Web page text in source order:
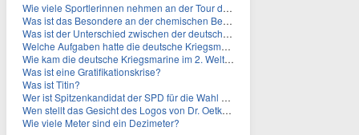
Wie viele Sportlerinnen nehmen an der Tour de Femmes teil?
Was ist das Besondere an der chemischen Bezeichnung für Titin?
Was ist der Unterschied zwischen der deutschen Kriegsmarine im 2. Weltkrieg und der Naziflotte?
Welche Aufgaben hatte die deutsche Kriegsmarine im 2. Weltkrieg im Schwarzen Meer?
Wie kam die deutsche Kriegsmarine im 2. Weltkrieg ins Schwarze Meer?
Was ist eine Gratifikationskrise?
Was ist Titin?
Wer ist Spitzenkandidat der SPD für die Wahl zum Berliner Abgeordnetenhaus im September 2026?
Wen stellt das Gesicht des Logos von Dr. Oetker dar?
Wie viele Meter sind ein Dezimeter?